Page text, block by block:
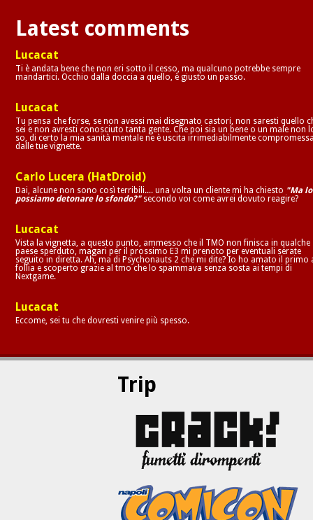
Latest comments
Lucacat
Ti è andata bene che non eri sotto il cesso, ma qualcuno potrebbe sempre
mandartici. Occhio dalla doccia a quello, è giusto un passo.
Lucacat
Tu pensa che forse, se non avessi mai disegnato castori, non saresti quello
sei e non avresti conosciuto tanta gente. Che poi sia un bene o un male non
so, di certo la mia sanità mentale ne è uscita irrimediabilmente
dalle tue vignette.
Carlo Lucera (HatDroid)
Dai, alcune non sono così terribili.... una volta un cliente mi ha chiesto "Ma lo
possiamo detonare lo sfondo?"secondo voi come avrei dovuto reagire?
Lucacat
Vista la vignetta, a questo punto, ammesso che il TMO non finisca in qualche
paese sperduto, magari per il prossimo E3 mi prenoto per eventuali serate
seguito in diretta. Ah, ma di Psychonauts 2 che mi dite? Io ho amato il primo
follia e scoperto grazie al tmo che lo spammava senza sosta ai tempi di
Nextgame.
Lucacat
Eccome, sei tu che dovresti venire più spesso.
Trip